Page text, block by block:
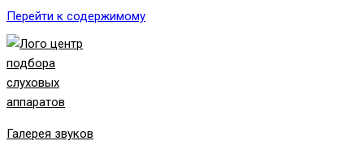
Перейти к содержимому
Галерея звуков